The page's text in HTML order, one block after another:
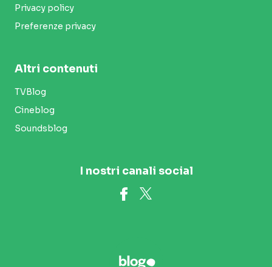
Privacy policy
Preferenze privacy
Altri contenuti
TVBlog
Cineblog
Soundsblog
I nostri canali social